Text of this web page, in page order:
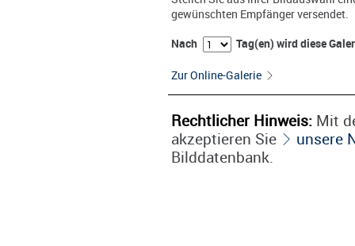
gewünschten Empfänger versendet.
Nach
Tag(en) wird diese
Zur Online-Galerie
Rechtlicher Hinweis: Mit
akzeptieren Sie
unsere
Bilddatenbank.